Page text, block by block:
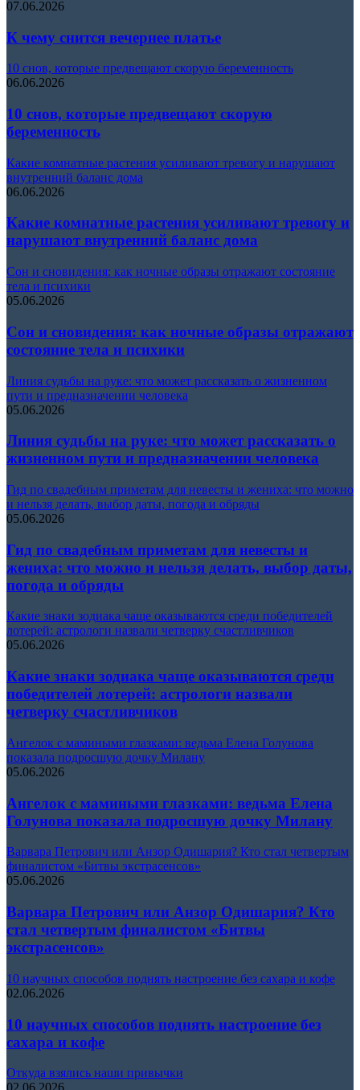
07.06.2026
К чему снится вечернее платье
10 снов, которые предвещают скорую беременность
06.06.2026
10 снов, которые предвещают скорую
беременность
Какие комнатные растения усиливают тревогу и нарушают
внутренний баланс дома
06.06.2026
Какие комнатные растения усиливают тревогу и
нарушают внутренний баланс дома
Сон и сновидения: как ночные образы отражают состояние
тела и психики
05.06.2026
Сон и сновидения: как ночные образы отражают
состояние тела и психики
Линия судьбы на руке: что может рассказать о жизненном
пути и предназначении человека
05.06.2026
Линия судьбы на руке: что может рассказать о
жизненном пути и предназначении человека
Гид по свадебным приметам для невесты и жениха: что можно
и нельзя делать, выбор даты, погода и обряды
05.06.2026
Гид по свадебным приметам для невесты и
жениха: что можно и нельзя делать, выбор даты,
погода и обряды
Какие знаки зодиака чаще оказываются среди победителей
лотерей: астрологи назвали четверку счастливчиков
05.06.2026
Какие знаки зодиака чаще оказываются среди
победителей лотерей: астрологи назвали
четверку счастливчиков
Ангелок с мамиными глазками: ведьма Елена Голунова
показала подросшую дочку Милану
05.06.2026
Ангелок с мамиными глазками: ведьма Елена
Голунова показала подросшую дочку Милану
Варвара Петрович или Анзор Одишария? Кто стал четвертым
финалистом «Битвы экстрасенсов»
05.06.2026
Варвара Петрович или Анзор Одишария? Кто
стал четвертым финалистом «Битвы
экстрасенсов»
10 научных способов поднять настроение без сахара и кофе
02.06.2026
10 научных способов поднять настроение без
сахара и кофе
Откуда взялись наши привычки